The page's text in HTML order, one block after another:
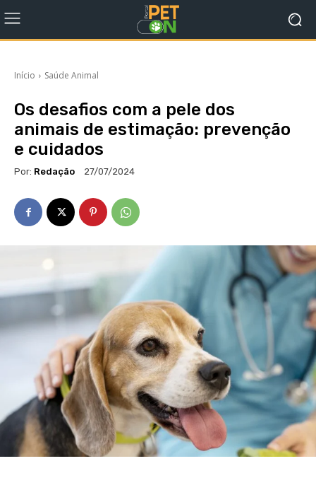
Início Saúde Animal
Os desafios com a pele dos
animais de estimação: prevenção
e cuidados
Por: Redação 27/07/2024